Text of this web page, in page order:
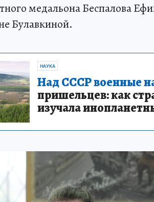
медальона Беспалова
Булавкиной.
НАУКА
Над СССР военные
пришельцев: как
изучала